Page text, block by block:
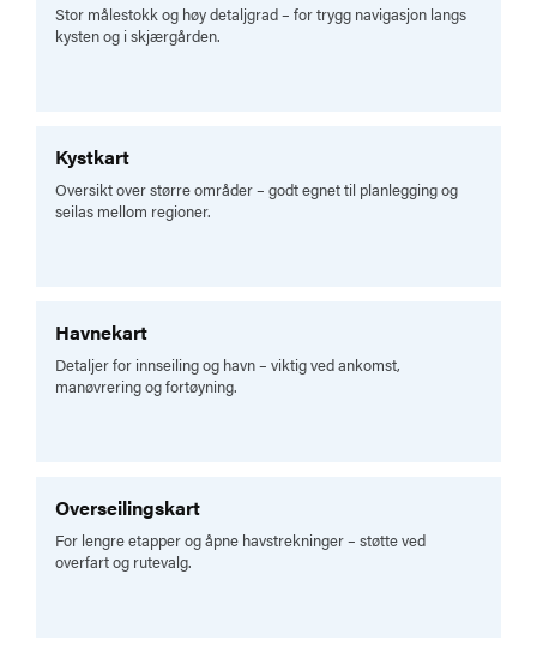
Stor målestokk og høy detaljgrad – for trygg navigasjon langs
kysten og i skjærgården.
Kystkart
Oversikt over større områder – godt egnet til planlegging og
seilas mellom regioner.
Havnekart
Detaljer for innseiling og havn – viktig ved ankomst,
manøvrering og fortøyning.
Overseilingskart
For lengre etapper og åpne havstrekninger – støtte ved
overfart og rutevalg.